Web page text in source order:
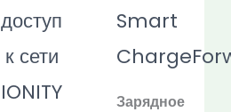
доступ
к сети
IONITY
Smart
Зарядное